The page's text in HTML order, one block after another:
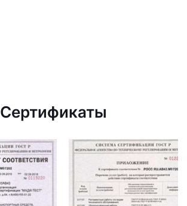
Сертификаты